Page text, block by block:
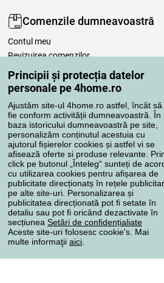
Principii și protecția datelor
personale pe 4home.ro
Ajustăm site-ul 4home.ro astfel, încât să
fie conform activității dumneavoastră. În
baza istoricului dumneavoastră pe site,
personalizăm conținutul acestuia cu
ajutorul fișierelor cookies și astfel vi se
afisează oferte si produse relevante.
click pe butonul „Înteleg“ sunteți de
cu utilizarea cookies pentru afișarea de
publicitate direcționatș în rețele
pe alte site-uri. Personalizarea și
publicitatea direcționată pot fi setate în
detaliu sau pot fi oricând dezactivate în
secțiunea Setări de confidențialiate
Aceste site-uri folosesc cookie's. Mai
multe informaţii aici
Comenzile dumneavoastră
Contul meu
Revizuirea comenzilor
Reclamaţii
Retragere de la contract
Regulile de procesare a recenziilor
Metode de transport
Metode de plată
Magazin de încredere